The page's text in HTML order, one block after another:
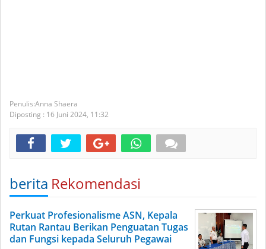
Anna Shaera
Diposting : 16 Juni 2024, 11:32
berita Rekomendasi
Perkuat Profesionalisme ASN, Kepala
Rutan Rantau Berikan Penguatan Tugas
dan Fungsi kepada Seluruh Pegawai